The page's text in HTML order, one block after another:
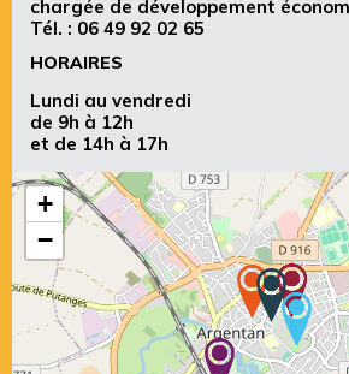
chargée de développement
Tél. : 06 49 92 02 65
HORAIRES
Lundi au vendredi
de 9h à 12h
et de 14h à 17h
+
−